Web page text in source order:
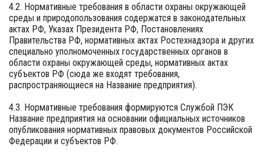
4.2. Нормативные требования в области охраны окружающей
среды и природопользования содержатся в законодательных
актах РФ, Указах Президента РФ, Постановлениях
Правительства РФ, нормативных актах Ростехнадзора и других
специально уполномоченных государственных органов в
области охраны окружающей среды, нормативных актах
субъектов РФ (сюда же входят требования,
распространяющиеся на Название предприятия).
4.3. Нормативные требования формируются Службой ПЭК
Название предприятия на основании официальных источников
опубликования нормативных правовых документов Российской
Федерации и субъектов РФ.